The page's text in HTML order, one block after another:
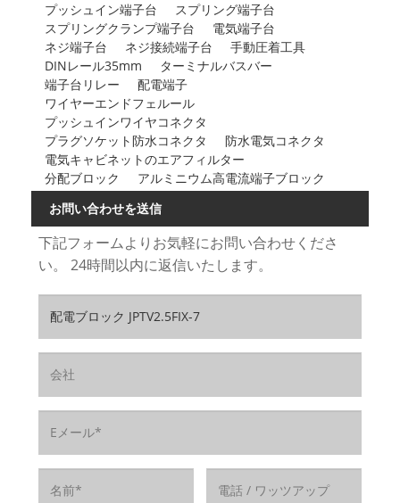
プッシュイン端​​子台
スプリング端子台
スプリングクランプ端子台
電気端子台
ネジ端子台
ネジ接続端子台
手動圧着工具
DINレール35mm
ターミナルバスバー
端子台リレー
配電端子
ワイヤーエンドフェルール
プッシュインワイヤコネクタ
プラグソケット防水コネクタ
防水電気コネクタ
電気キャビネットのエアフィルター
分配ブロック
アルミニウム高電流端子ブロック
お問い合わせを送信
下記フォームよりお気軽にお問い合わせくださ
い。 24時間以内に返信いたします。